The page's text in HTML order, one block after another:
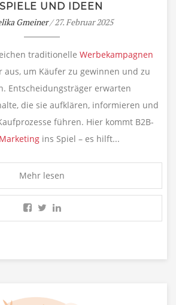
UND IDEEN
Gmeiner/ 27. Februar 2025
traditionelle Werbekampagnen
um Käufer zu gewinnen und zu
Entscheidungsträger erwarten
die sie aufklären, informieren und
führen. Hier kommt B2B-
ins Spiel – es hilft...
Mehr lesen